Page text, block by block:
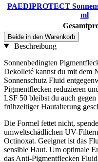
PAEDIPROTECT
ml
Beide in den Warenkorb
Beschreibung
Sonnenbedingten
Dekolleté kannst du mit dem
Sonnenschutz Fluid
Pigmentflecken reduzieren
LSF 50 bleibst du auch
frühzeitiger Hautalterung
Die Formel fettet nicht,
umweltschädlichen UV-
Octinoxat. Geeignet ist das
sensible Haut. Um optimale
das Anti-Pigmentflecken